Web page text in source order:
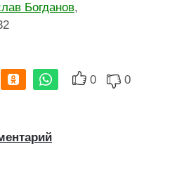
Богданов,
0 0